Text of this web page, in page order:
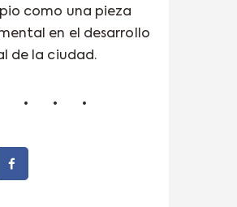
como una pieza
en el desarrollo
de la ciudad.